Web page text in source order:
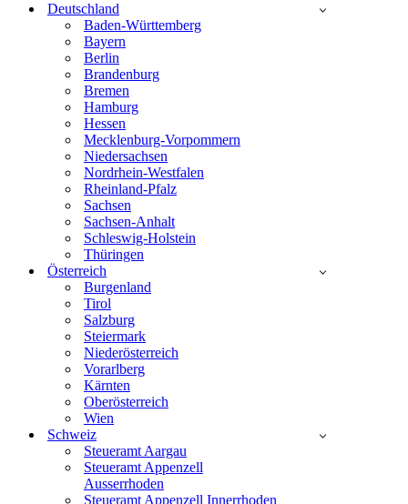
Deutschland
Baden-Württemberg
Bayern
Berlin
Brandenburg
Bremen
Hamburg
Hessen
Mecklenburg-Vorpommern
Niedersachsen
Nordrhein-Westfalen
Rheinland-Pfalz
Sachsen
Sachsen-Anhalt
Schleswig-Holstein
Thüringen
Österreich
Burgenland
Tirol
Salzburg
Steiermark
Niederösterreich
Vorarlberg
Kärnten
Oberösterreich
Wien
Schweiz
Steueramt Aargau
Steueramt Appenzell
Ausserrhoden
Steueramt Appenzell Innerrhoden